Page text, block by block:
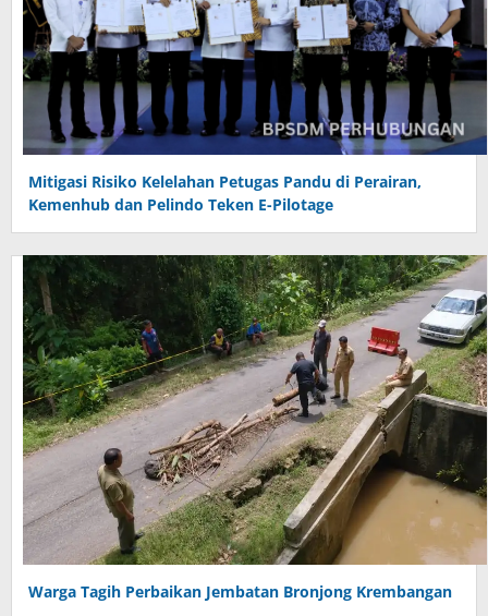
Mitigasi Risiko Kelelahan Petugas Pandu di Perairan,
Kemenhub dan Pelindo Teken E-Pilotage
Warga Tagih Perbaikan Jembatan Bronjong Krembangan